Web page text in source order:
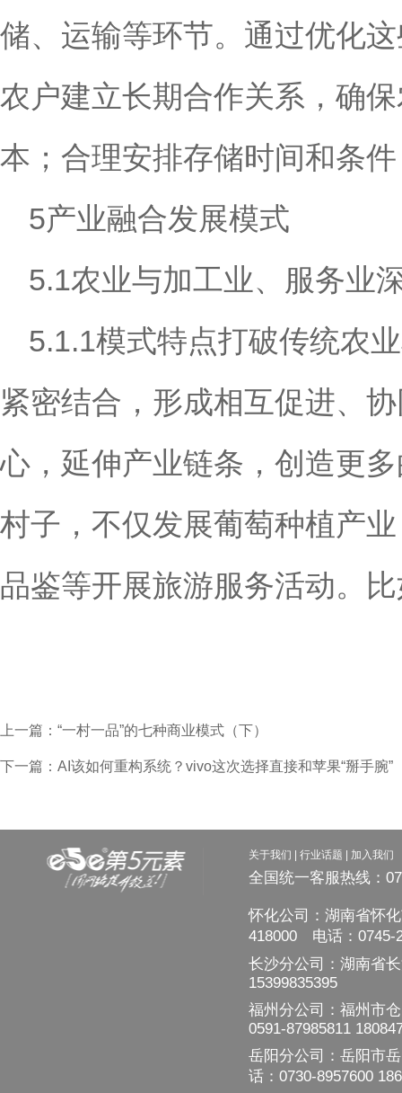
储、运输等环节。通过优化
农户建立长期合作关系，确
本；合理安排存储时间和条
5产业融合发展模式
5.1农业与加工业、服务业
5.1.1模式特点打破传统农
紧密结合，形成相互促进、
心，延伸产业链条，创造更
村子，不仅发展葡萄种植产
品鉴等开展旅游服务活动。
上一篇：“一村一品”的七种商业模式（下）
下一篇：AI该如何重构系统？vivo这次选择直接和苹果“掰手腕”
关于我们 行业话题 加入我们
全国统一客服热线：
怀化公司：湖南省怀
418000 电话：0745-
长沙分公司：湖南省
15399835395
福州分公司：福州市
0591-87985811
岳阳分公司：岳阳市
话：0730-8957600